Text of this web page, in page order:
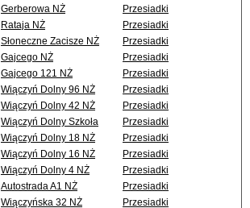
Gerberowa NŻ
Przesiadki
Rataja NŻ
Przesiadki
Słoneczne Zacisze NŻ
Przesiadki
Gajcego NŻ
Przesiadki
Gajcego 121 NŻ
Przesiadki
Wiączyń Dolny 96 NŻ
Przesiadki
Wiączyń Dolny 42 NŻ
Przesiadki
Wiączyń Dolny Szkoła
Przesiadki
Wiączyń Dolny 18 NŻ
Przesiadki
Wiączyń Dolny 16 NŻ
Przesiadki
Wiączyń Dolny 4 NŻ
Przesiadki
Autostrada A1 NŻ
Przesiadki
Wiączyńska 32 NŻ
Przesiadki